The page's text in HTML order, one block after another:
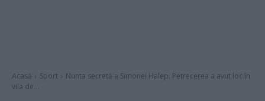
Acasă Sport
Nunta secretă a Simonei Halep. Petrecerea a avut loc în
vila de...